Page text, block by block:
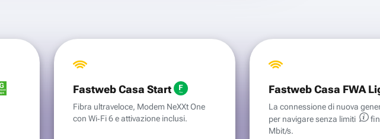
Fastweb Casa Start
Fibra ultraveloce, Modem NeXXt One
con Wi‑Fi 6 e attivazione inclusi.
Fastweb Casa FWA
La connessione di nuova
per navigare senza limiti
Mbit/s.